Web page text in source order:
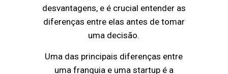
desvantagens, e é crucial entender as
diferenças entre elas antes de tomar
uma decisão.
Uma das principais diferenças entre
uma franquia e uma startup é a